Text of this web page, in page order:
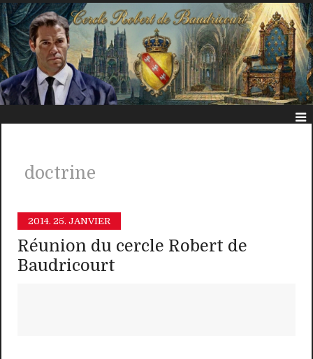
doctrine
2014. 25. JANVIER
Réunion du cercle Robert de
Baudricourt